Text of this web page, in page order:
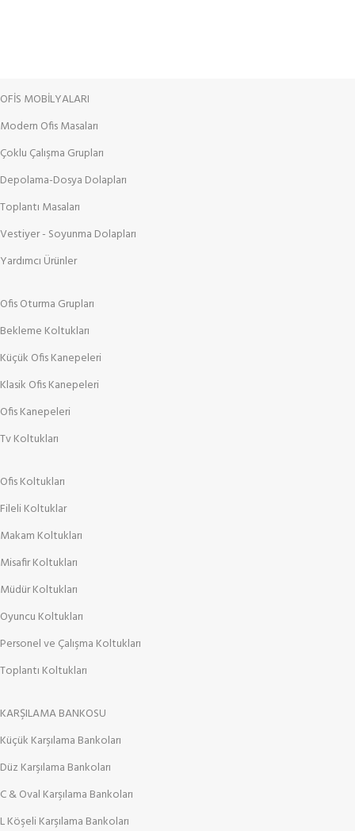
OFİS MOBİLYALARI
Modern Ofis Masaları
Çoklu Çalışma Grupları
Depolama-Dosya Dolapları
Toplantı Masaları
Vestiyer - Soyunma Dolapları
Yardımcı Ürünler
Ofis Oturma Grupları
Bekleme Koltukları
Küçük Ofis Kanepeleri
Klasik Ofis Kanepeleri
Ofis Kanepeleri
Tv Koltukları
Ofis Koltukları
Fileli Koltuklar
Makam Koltukları
Misafir Koltukları
Müdür Koltukları
Oyuncu Koltukları
Personel ve Çalışma Koltukları
Toplantı Koltukları
KARŞILAMA BANKOSU
Küçük Karşılama Bankoları
Düz Karşılama Bankoları
C & Oval Karşılama Bankoları
L Köşeli Karşılama Bankoları